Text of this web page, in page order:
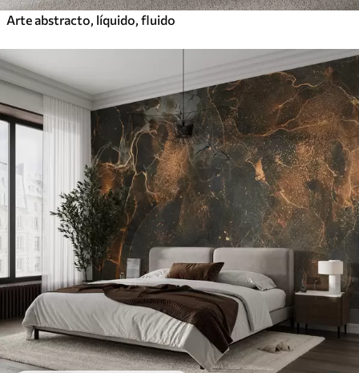
Arte abstracto, líquido, fluido